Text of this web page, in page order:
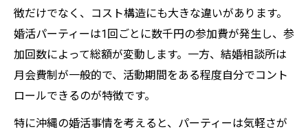
徴だけでなく、コスト構造にも大きな違いがあります。
婚活パーティーは1回ごとに数千円の参加費が発生し、参
加回数によって総額が変動します。一方、結婚相談所は
月会費制が一般的で、活動期間をある程度自分でコント
ロールできるのが特徴です。
特に沖縄の婚活事情を考えると、パーティーは気軽さが